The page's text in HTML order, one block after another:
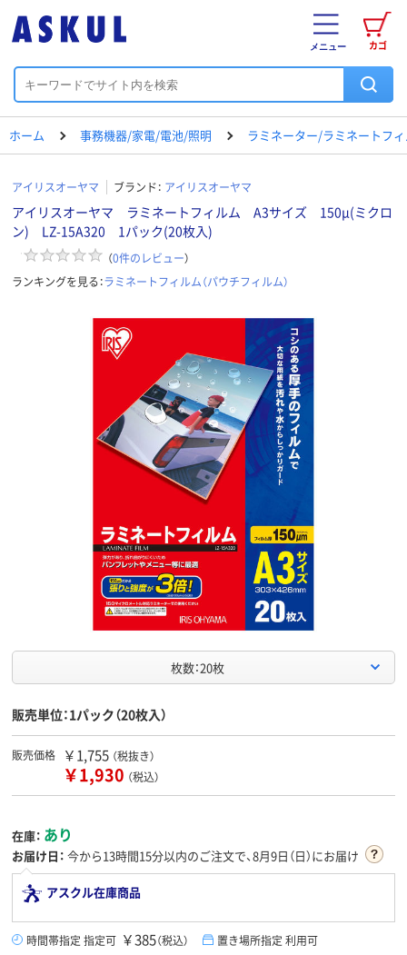
カゴ
メニュー
ホーム 事務機器/家電/電池/照明 ラミネーター/ラミネートフ
アイリスオーヤマ ブランド： アイリスオーヤマ
アイリスオーヤマ ラミネートフィルム A3サイズ 150μ(ミクロ
ン) LZ-15A320 1パック(20枚入)
（0件のレビュー）
ランキングを見る：ラミネートフィルム（パウチフィルム）
枚数：20枚
販売単位：1パック（20枚入）
販売価格 ￥1,755 （税抜き）
￥1,930 （税込）
在庫： あり
お届け日： 今から13時間15分以内のご注文で、8月9日（日）にお届け
アスクル在庫商品
時間帯指定 指定可 ￥385（税込） 置き場所指定 利用可